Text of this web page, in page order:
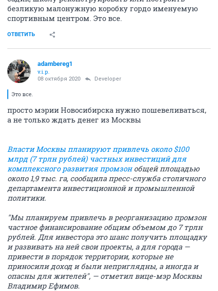
безликую малонужную коробку гордо именуемую
спортивным центром. Это все.
ОТВЕТИТЬ
adambereg1
v.i.p.
08 октября 2020 Developer
Это все.
просто мэрии Новосибирска нужно пошевеливаться,
а не только ждать денег из Москвы
Власти Москвы планируют привлечь около $100
млрд (7 трлн рублей) частных инвестиций для
комплексного развития промзонобщей площадью
около 1,9 тыс. га, сообщила пресс-служба столичного
департамента инвестиционной и промышленной
политики.
"Мы планируем привлечь в реорганизацию промзон
частное финансирование общим объемом до 7 трлн
рублей. Для инвестора это шанс получить площадку
и развивать на ней свои проекты, а для города —
привести в порядок территории, которые не
приносили доход и были неприглядны, а иногда и
опасны для жителей", — отметил вице-мэр Москвы
Владимир Ефимов.